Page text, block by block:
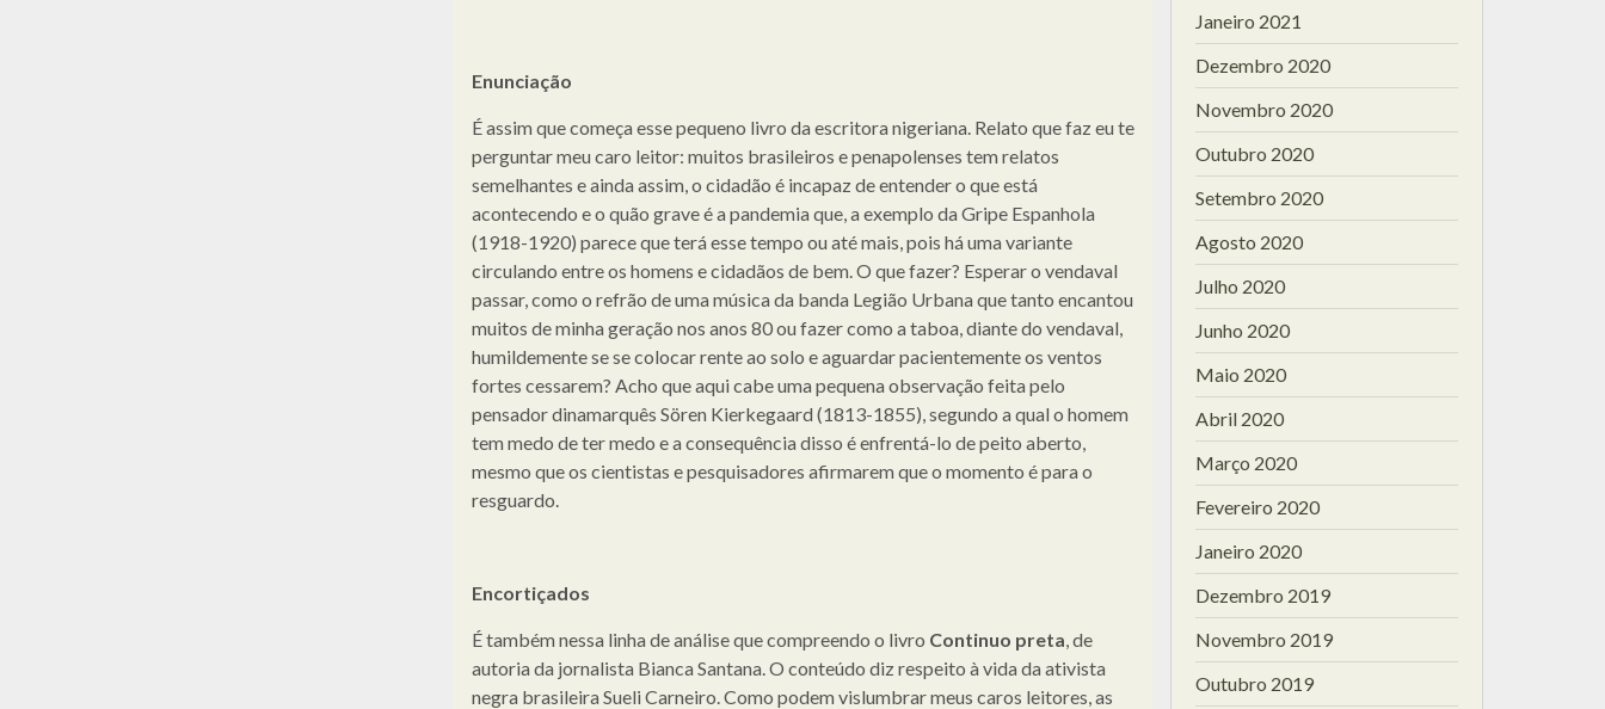
Enunciação
É assim que começa esse pequeno livro da escritora nigeriana. Relato que faz eu te
perguntar meu caro leitor: muitos brasileiros e penapolenses tem relatos
semelhantes e ainda assim, o cidadão é incapaz de entender o que está
acontecendo e o quão grave é a pandemia que, a exemplo da Gripe Espanhola
(1918-1920) parece que terá esse tempo ou até mais, pois há uma variante
circulando entre os homens e cidadãos de bem. O que fazer? Esperar o vendaval
passar, como o refrão de uma música da banda Legião Urbana que tanto encantou
muitos de minha geração nos anos 80 ou fazer como a taboa, diante do vendaval,
humildemente se se colocar rente ao solo e aguardar pacientemente os ventos
fortes cessarem? Acho que aqui cabe uma pequena observação feita pelo
pensador dinamarquês Sören Kierkegaard (1813-1855), segundo a qual o homem
tem medo de ter medo e a consequência disso é enfrentá-lo de peito aberto,
mesmo que os cientistas e pesquisadores afirmarem que o momento é para o
resguardo.
Encortiçados
É também nessa linha de análise que compreendo o livro Continuo preta, de
autoria da jornalista Bianca Santana. O conteúdo diz respeito à vida da ativista
negra brasileira Sueli Carneiro. Como podem vislumbrar meus caros leitores, as
Janeiro 2021
Dezembro 2020
Novembro 2020
Outubro 2020
Setembro 2020
Agosto 2020
Julho 2020
Junho 2020
Maio 2020
Abril 2020
Março 2020
Fevereiro 2020
Janeiro 2020
Dezembro 2019
Novembro 2019
Outubro 2019